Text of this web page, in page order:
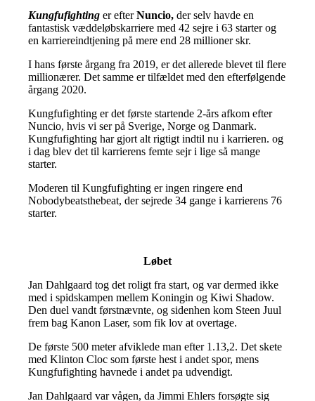
Kungfufighting er efterNuncio, der selv havde en
fantastisk væddeløbskarriere med 42 sejre i 63 starter og
en karriereindtjening på mere end 28 millioner skr.
I hans første årgang fra 2019, er det allerede blevet til flere
millionærer. Det samme er tilfældet med den efterfølgende
årgang 2020.
Kungfufighting er det første startende 2-års afkom efter
Nuncio, hvis vi ser på Sverige, Norge og Danmark.
Kungfufighting har gjort alt rigtigt indtil nu i karrieren. og
i dag blev det til karrierens femte sejr i lige så mange
starter.
Moderen til Kungfufighting er ingen ringere end
Nobodybeatsthebeat, der sejrede 34 gange i karrierens 76
starter.
Løbet
Jan Dahlgaard tog det roligt fra start, og var dermed ikke
med i spidskampen mellem Koningin og Kiwi Shadow.
Den duel vandt førstnævnte, og sidenhen kom Steen Juul
frem bag Kanon Laser, som fik lov at overtage.
De første 500 meter afviklede man efter 1.13,2. Det skete
med Klinton Cloc som første hest i andet spor, mens
Kungfufighting havnede i andet pa udvendigt.
Jan Dahlgaard var vågen, da Jimmi Ehlers forsøgte sig